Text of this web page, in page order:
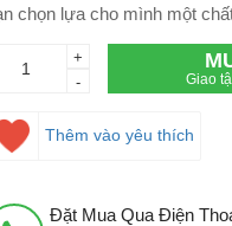
chọn lựa cho mình một
+
-
Giao
Thêm vào yêu thích
Đặt Mua Qua Điện